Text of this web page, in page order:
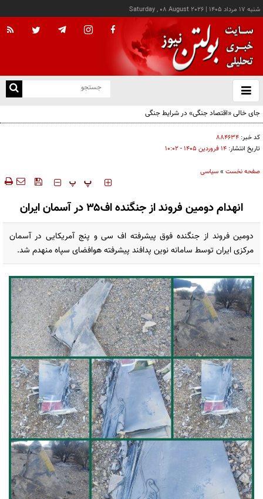
شنبه ۱۷ مرداد ۱۴۰۵ |
Saturday , 08 August 2026
باز
و
جای خالی «اقتصاد جنگی» در شرایط جنگی
کد خبر: ۸۸۴۶۳۴
تاریخ انتشار: ۱۴ فروردين ۱۴۰۵ - ۱۰:۰۲
صفحه نخست »سیاسی
‍‍‍ پ پ
انهدام دومین فروند از جنگنده اف۳۵ در آسمان ایران
دومین فروند از جنگنده فوق پیشرفته اف سی و پنج آمریکایی در آسمان
مرکزی ایران توسط سامانه نوین پدافند پیشرفته هوافضای سپاه منهدم شد.